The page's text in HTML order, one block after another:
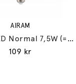
AIRAM
Airam LED Normal 7,5W (=60W) E27
109 kr